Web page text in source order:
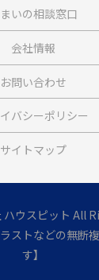
いの相談窓口
会社情報
お問い合わせ
バシーポリシー
サイトマップ
ウスピット All
ストなどの無断
す】